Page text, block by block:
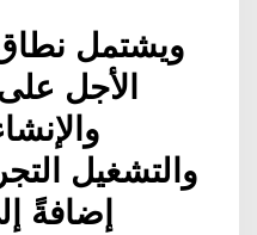
ويشتمل نطاق
الأجل
والتشغيل
إضافةً